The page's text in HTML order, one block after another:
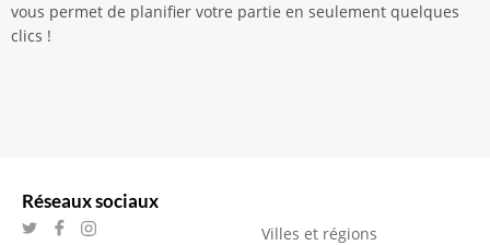
vous permet de planifier votre partie en seulement quelques
clics !
Réseaux sociaux
Villes et régions